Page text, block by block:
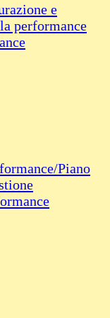
e
performance
Piano